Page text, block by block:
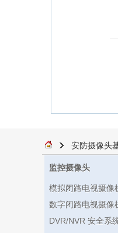
安防摄像头
监控摄像头
模拟闭路电视摄像
数字闭路电视摄像
DVR/NVR 安全系